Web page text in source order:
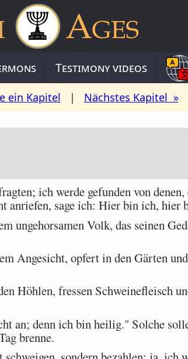
Testimony videos
ein Kapitel | Nächstes Kapitel »
ich werde gefunden von
anriefen, sage ich: Hier bin ich, hier
ungehorsamen Volk, das seinen
Angesicht, opfert in den Gärten
Höhlen, fressen Schweinefleisch
an; denn ich bin heilig." Solche
brenne.